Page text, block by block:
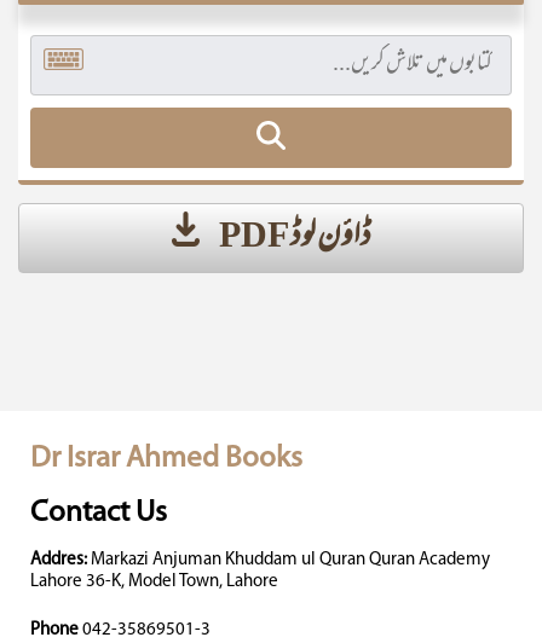
ڈاؤن لوڈ PDF
Dr Israr Ahmed Books
Contact Us
Addres: Markazi Anjuman Khuddam ul Quran Quran Academy
Lahore 36-K, Model Town, Lahore
Phone 042-35869501-3